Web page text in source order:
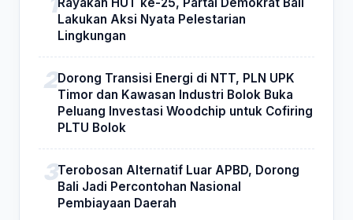
Rayakan HUT ke-25, Partai Demokrat Bali
Lakukan Aksi Nyata Pelestarian
Lingkungan
Dorong Transisi Energi di NTT, PLN UPK
Timor dan Kawasan Industri Bolok Buka
Peluang Investasi Woodchip untuk Cofiring
PLTU Bolok
Terobosan Alternatif Luar APBD, Dorong
Bali Jadi Percontohan Nasional
Pembiayaan Daerah